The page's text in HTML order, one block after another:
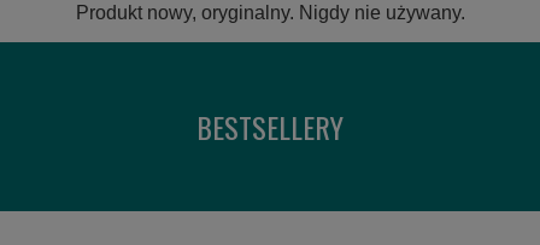
Produkt nowy, oryginalny. Nigdy nie używany.
BESTSELLERY